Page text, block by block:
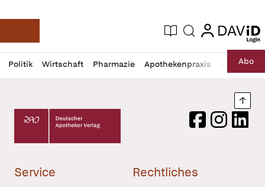
Deutsche Apotheker Zeitung
Aktuelle Ausgabe
Suche login
login
Politik Wirtschaft Pharmazie Apothekenpraxis RechtAbo
Profil
öffnen
Daz
Pur
Deutscher Apotheker Verlag Logo
FacebookInstagram
Service Rechtliches